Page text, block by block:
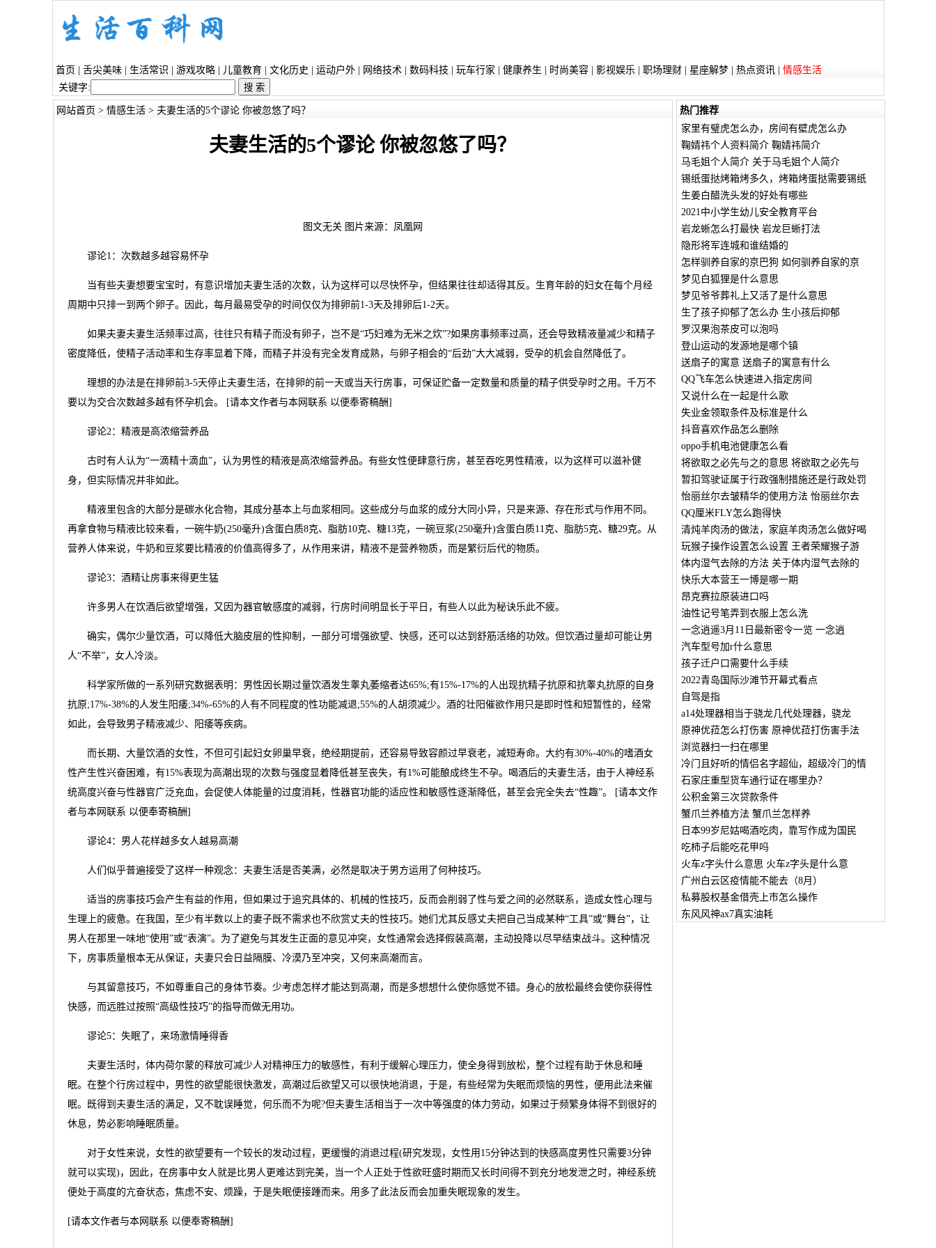
首页 舌尖美味| 生活常识 游戏攻略| 儿童教育| 文化历史 运动户外| 网络技术| 数码科技 玩车行家 健康养生 时尚美容| 影视娱乐 职场理财| 星座解梦| 热点资讯| 情感生活
关键字:
网站首页 > 情感生活> 夫妻生活的5个谬论 你被忽悠了吗？
夫妻生活的5个谬论 你被忽悠了吗？
图文无关 图片来源：凤凰网
谬论1：次数越多越容易怀孕
当有些夫妻想要宝宝时，有意识增加夫妻生活的次数，认为这样可以尽快怀孕，但结果往往却适得其反。生育年龄的妇女在每个月经
周期中只排一到两个卵子。因此，每月最易受孕的时间仅仅为排卵前1-3天及排卵后1-2天。
如果夫妻夫妻生活频率过高，往往只有精子而没有卵子，岂不是“巧妇难为无米之炊”?如果房事频率过高，还会导致精液量减少和精子
密度降低，使精子活动率和生存率显着下降，而精子并没有完全发育成熟，与卵子相会的“后劲”大大减弱，受孕的机会自然降低了。
理想的办法是在排卵前3-5天停止夫妻生活，在排卵的前一天或当天行房事，可保证贮备一定数量和质量的精子供受孕时之用。千万不
要以为交合次数越多越有怀孕机会。 [请本文作者与本网联系 以便奉寄稿酬]
谬论2：精液是高浓缩营养品
古时有人认为“一滴精十滴血”，认为男性的精液是高浓缩营养品。有些女性便肆意行房，甚至吞吃男性精液，以为这样可以滋补健
身，但实际情况并非如此。
精液里包含的大部分是碳水化合物，其成分基本上与血浆相同。这些成分与血浆的成分大同小异，只是来源、存在形式与作用不同。
再拿食物与精液比较来看，一碗牛奶(250毫升)含蛋白质8克、脂肪10克、糖13克，一碗豆浆(250毫升)含蛋白质11克、脂肪5克、糖29克。从
营养人体来说，牛奶和豆浆要比精液的价值高得多了，从作用来讲，精液不是营养物质，而是繁衍后代的物质。
谬论3：酒精让房事来得更生猛
许多男人在饮酒后欲望增强，又因为器官敏感度的减弱，行房时间明显长于平日，有些人以此为秘诀乐此不疲。
确实，偶尔少量饮酒，可以降低大脑皮层的性抑制，一部分可增强欲望、快感，还可以达到舒筋活络的功效。但饮酒过量却可能让男
人“不举”，女人冷淡。
科学家所做的一系列研究数据表明：男性因长期过量饮酒发生睾丸萎缩者达65%;有15%-17%的人出现抗精子抗原和抗睾丸抗原的自身
抗原;17%-38%的人发生阳痿;34%-65%的人有不同程度的性功能减退;55%的人胡须减少。酒的壮阳催欲作用只是即时性和短暂性的，经常
如此，会导致男子精液减少、阳痿等疾病。
而长期、大量饮酒的女性，不但可引起妇女卵巢早衰，绝经期提前，还容易导致容颜过早衰老，减短寿命。大约有30%-40%的嗜酒女
性产生性兴奋困难，有15%表现为高潮出现的次数与强度显着降低甚至丧失，有1%可能酿成终生不孕。喝酒后的夫妻生活，由于人神经系
统高度兴奋与性器官广泛充血，会促使人体能量的过度消耗，性器官功能的适应性和敏感性逐渐降低，甚至会完全失去“性趣”。 [请本文作
者与本网联系 以便奉寄稿酬]
谬论4：男人花样越多女人越易高潮
人们似乎普遍接受了这样一种观念：夫妻生活是否美满，必然是取决于男方运用了何种技巧。
适当的房事技巧会产生有益的作用，但如果过于追究具体的、机械的性技巧，反而会削弱了性与爱之间的必然联系，造成女性心理与
生理上的疲惫。在我国，至少有半数以上的妻子既不需求也不欣赏丈夫的性技巧。她们尤其反感丈夫把自己当成某种“工具”或“舞台”，让
男人在那里一味地“使用”或“表演”。为了避免与其发生正面的意见冲突，女性通常会选择假装高潮，主动投降以尽早结束战斗。这种情况
下，房事质量根本无从保证，夫妻只会日益隔膜、冷漠乃至冲突，又何来高潮而言。
与其留意技巧，不如尊重自己的身体节奏。少考虑怎样才能达到高潮，而是多想想什么使你感觉不错。身心的放松最终会使你获得性
快感，而远胜过按照“高级性技巧”的指导而做无用功。
谬论5：失眠了，来场激情睡得香
夫妻生活时，体内荷尔蒙的释放可减少人对精神压力的敏感性，有利于缓解心理压力，使全身得到放松，整个过程有助于休息和睡
眠。在整个行房过程中，男性的欲望能很快激发，高潮过后欲望又可以很快地消退，于是，有些经常为失眠而烦恼的男性，便用此法来催
眠。既得到夫妻生活的满足，又不耽误睡觉，何乐而不为呢?但夫妻生活相当于一次中等强度的体力劳动，如果过于频繁身体得不到很好的
休息，势必影响睡眠质量。
对于女性来说，女性的欲望要有一个较长的发动过程，更缓慢的消退过程(研究发现，女性用15分钟达到的快感高度男性只需要3分钟
就可以实现)，因此，在房事中女人就是比男人更难达到完美，当一个人正处于性欲旺盛时期而又长时间得不到充分地发泄之时，神经系统
便处于高度的亢奋状态，焦虑不安、烦躁，于是失眠便接踵而来。用多了此法反而会加重失眠现象的发生。
[请本文作者与本网联系 以便奉寄稿酬]
热门推荐
家里有璧虎怎么办，房间有壁虎怎么办
鞠婧祎个人资料简介 鞠婧祎简介
马毛姐个人简介 关于马毛姐个人简介
锡纸蛋挞烤箱烤多久，烤箱烤蛋挞需要锡纸
生姜白醋洗头发的好处有哪些
2021中小学生幼儿安全教育平台
岩龙蜥怎么打最快 岩龙巨蜥打法
隐形将军连城和谁结婚的
怎样驯养自家的京巴狗 如何驯养自家的京
梦见白狐狸是什么意思
梦见爷爷葬礼上又活了是什么意思
生了孩子抑郁了怎么办 生小孩后抑郁
罗汉果泡茶皮可以泡吗
登山运动的发源地是哪个镇
送扇子的寓意 送扇子的寓意有什么
QQ飞车怎么快速进入指定房间
又说什么在一起是什么歌
失业金领取条件及标准是什么
抖音喜欢作品怎么删除
oppo手机电池健康怎么看
将欲取之必先与之的意思 将欲取之必先与
暂扣驾驶证属于行政强制措施还是行政处罚
怡丽丝尔去皱精华的使用方法 怡丽丝尔去
QQ厘米FLY怎么跑得快
清炖羊肉汤的做法，家庭羊肉汤怎么做好喝
玩猴子操作设置怎么设置 王者荣耀猴子游
体内湿气去除的方法 关于体内湿气去除的
快乐大本营王一博是哪一期
昂克赛拉原装进口吗
油性记号笔弄到衣服上怎么洗
一念逍遥3月11日最新密令一览 一念逍
汽车型号加r什么意思
孩子迁户口需要什么手续
2022青岛国际沙滩节开幕式看点
自驾是指
a14处理器相当于骁龙几代处理器，骁龙
原神优菈怎么打伤害 原神优菈打伤害手法
浏览器扫一扫在哪里
冷门且好听的情侣名字超仙，超级冷门的情
石家庄重型货车通行证在哪里办？
公积金第三次贷款条件
蟹爪兰养植方法 蟹爪兰怎样养
日本99岁尼姑喝酒吃肉，靠写作成为国民
吃柿子后能吃花甲吗
火车z字头什么意思 火车z字头是什么意
广州白云区疫情能不能去（8月）
私募股权基金借壳上市怎么操作
东风风神ax7真实油耗